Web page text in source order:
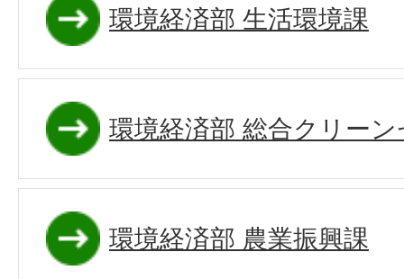
環境経済部 生活環境課
環境経済部 総合クリー
環境経済部 農業振興課